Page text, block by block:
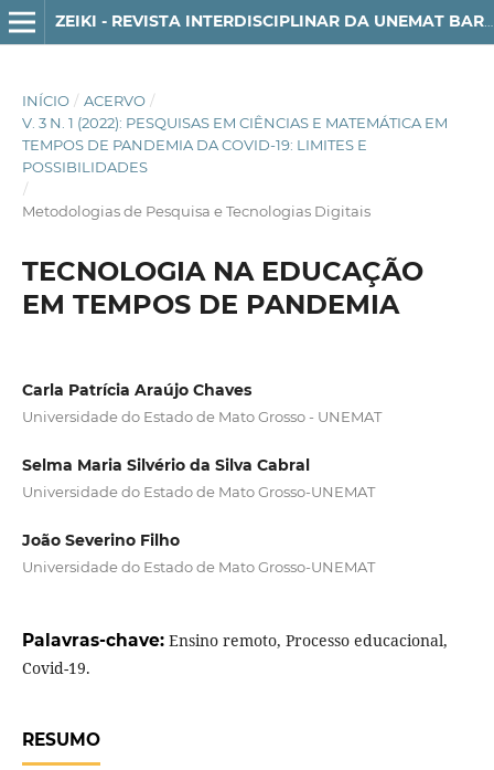
ZEIKI - REVISTA INTERDISCIPLINAR DA UNEMAT BARRA DO BUGRES
INÍCIO / ACERVO /
V. 3 N. 1 (2022): PESQUISAS EM CIÊNCIAS E MATEMÁTICA EM
TEMPOS DE PANDEMIA DA COVID-19: LIMITES E
POSSIBILIDADES
/
Metodologias de Pesquisa e Tecnologias Digitais
TECNOLOGIA NA EDUCAÇÃO
EM TEMPOS DE PANDEMIA
Carla Patrícia Araújo Chaves
Universidade do Estado de Mato Grosso - UNEMAT
Selma Maria Silvério da Silva Cabral
Universidade do Estado de Mato Grosso-UNEMAT
João Severino Filho
Universidade do Estado de Mato Grosso-UNEMAT
Palavras-chave: Ensino remoto, Processo educacional,
Covid-19.
RESUMO